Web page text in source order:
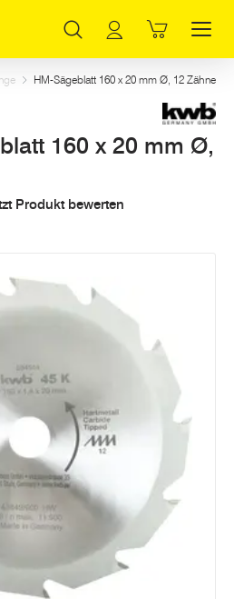
HM-Sägeblatt 160 x 20 mm Ø, 12 Zähne
160 x 20 mm Ø,
Produkt bewerten